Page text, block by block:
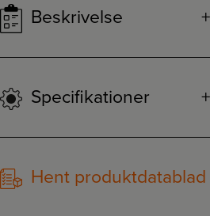
Beskrivelse
Specifikationer
Hent produktdatablad